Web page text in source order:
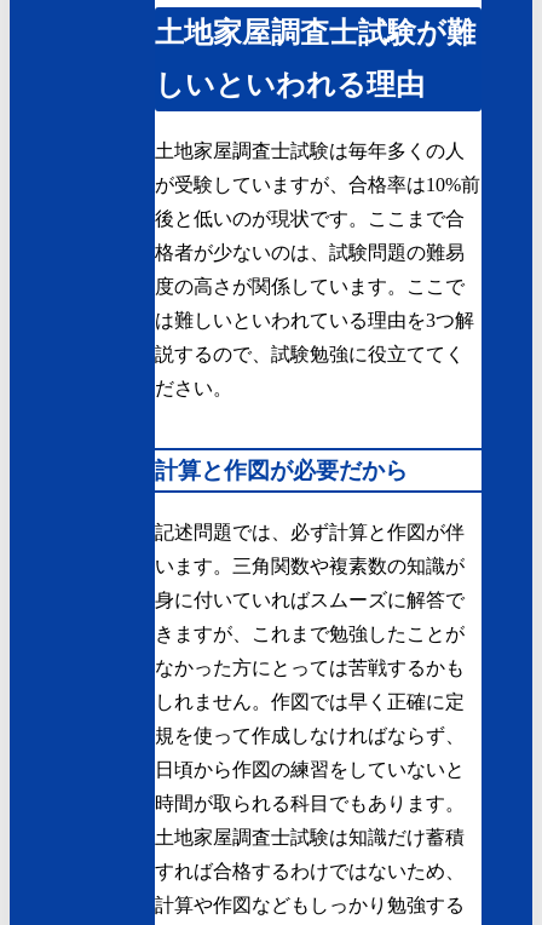
土地家屋調査士試験が難
しいといわれる理由
土地家屋調査士試験は毎年多くの人
が受験していますが、合格率は10%前
後と低いのが現状です。ここまで合
格者が少ないのは、試験問題の難易
度の高さが関係しています。ここで
は難しいといわれている理由を3つ解
説するので、試験勉強に役立ててく
ださい。
計算と作図が必要だから
記述問題では、必ず計算と作図が伴
います。三角関数や複素数の知識が
身に付いていればスムーズに解答で
きますが、これまで勉強したことが
なかった方にとっては苦戦するかも
しれません。作図では早く正確に定
規を使って作成しなければならず、
日頃から作図の練習をしていないと
時間が取られる科目でもあります。
土地家屋調査士試験は知識だけ蓄積
すれば合格するわけではないため、
計算や作図などもしっかり勉強する